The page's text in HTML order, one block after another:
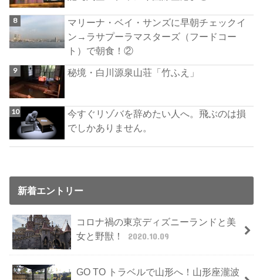
マリーナ・ベイ・サンズに早朝チェックイ
ン→ラサプーラマスターズ（フードコー
ト）で朝食！②
秘境・白川源泉山荘「竹ふえ」
今すぐリゾバを辞めたい人へ。飛ぶのは損
でしかありません。
新着エントリー
コロナ禍の東京ディズニーランドと美
女と野獣！
2020.10.09
GO TO トラベルで山形へ！山形座瀧波